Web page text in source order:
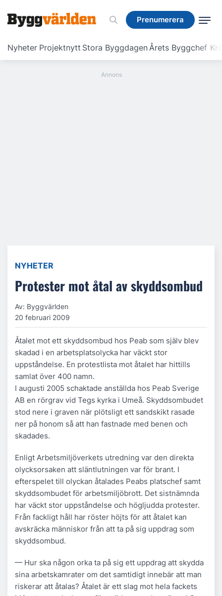
Prenumerera
Nyheter Projektnytt Stora ByggdagenÅrets Byggchef
Prenumerera
NYHETER
Protester mot åtal av skyddsombud
Av: Byggvärlden
20 februari 2009
Åtalet mot ett skyddsombud hos Peab som själv blev
skadad i en arbetsplatsolycka har väckt stor
uppståndelse. En protestlista mot åtalet har hittills
samlat över 400 namn.
I augusti 2005 schaktade anställda hos Peab Sverige
AB en rörgrav vid Tegs kyrka i Umeå. Skyddsombudet
stod nere i graven när plötsligt ett sandskikt rasade
ner på honom så att han fastnade med benen och
skadades.
Enligt Arbetsmiljöverkets utredning var den direkta
olycksorsaken att släntlutningen var för brant. I
efterspelet till olyckan åtalades Peabs platschef samt
skyddsombudet för arbetsmiljöbrott. Det sistnämnda
har väckt stor uppståndelse och högljudda protester.
Från fackligt håll har röster höjts för att åtalet kan
avskräcka människor från att ta på sig uppdrag som
skyddsombud.
— Hur ska någon orka ta på sig ett uppdrag att skydda
sina arbetskamrater om det samtidigt innebär att man
riskerar att åtalas? Åtalet är ett slag mot hela fackets